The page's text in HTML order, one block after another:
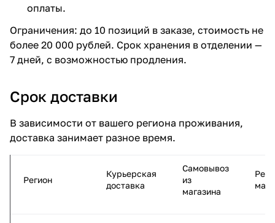
оплаты.
Ограничения: до 10 позиций в заказе, стоимость не
более 20 000 рублей. Срок хранения в отделении —
7 дней, с возможностью продления.
Срок доставки
В зависимости от вашего региона проживания,
доставка занимает разное время.
Регион
Курьерская
доставка
Самовывоз
из
магазина